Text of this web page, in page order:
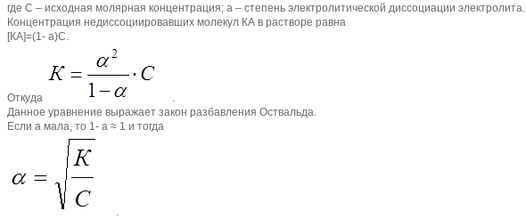
где С – исходная молярная концентрация; a – степень электролитической диссоциации электролита.
Концентрация недиссоциировавших молекул КА в растворе равна
[КА]=(1- a)С.
Откуда
.
Данное уравнение выражает закон разбавления Оствальда.
Если a мала, то 1- a ≈ 1 и тогда
.